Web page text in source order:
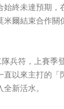
終未達預期
爾結束合作關
兵符，上賽季
以來主打的
新活水。